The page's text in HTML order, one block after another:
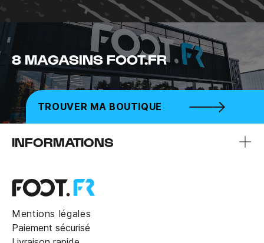
8 MAGASINS FOOT.FR
TROUVER MA BOUTIQUE
INFORMATIONS
Mentions légales
Paiement sécurisé